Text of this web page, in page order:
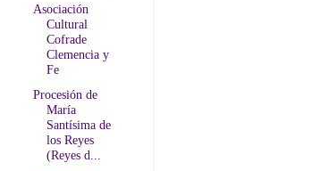
Asociación
Cultural
Cofrade
Clemencia y
Fe
Procesión de
María
Santísima de
los Reyes
(Reyes d...